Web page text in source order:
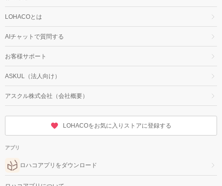
LOHACOとは
AIチャットで質問する
お客様サポート
ASKUL（法人向け）
アスクル株式会社（会社概要）
LOHACOをお気に入りストアに登録する
アプリ
ロハコアプリをダウンロード